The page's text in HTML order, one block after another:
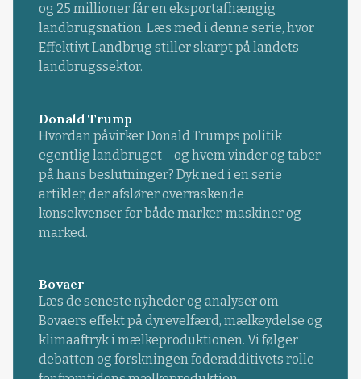
og 25 millioner får en eksportafhængig
landbrugsnation. Læs med i denne serie, hvor
Effektivt Landbrug stiller skarpt på landets
landbrugssektor.
Donald Trump
Hvordan påvirker Donald Trumps politik
egentlig landbruget – og hvem vinder og taber
på hans beslutninger? Dyk ned i en serie
artikler, der afslører overraskende
konsekvenser for både marker, maskiner og
marked.
Bovaer
Læs de seneste nyheder og analyser om
Bovaers effekt på dyrevelfærd, mælkeydelse og
klimaaftryk i mælkeproduktionen. Vi følger
debatten og forskningen foderadditivets rolle